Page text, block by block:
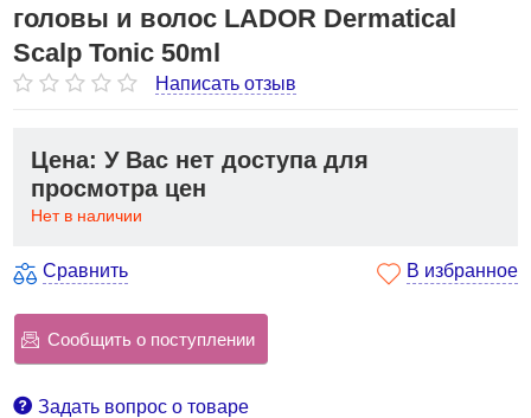
головы и волос LADOR Dermatical
Scalp Tonic 50ml
Написать отзыв
Цена: У Вас нет доступа для
просмотра цен
Нет в наличии
Сравнить В избранное
Сообщить о поступлении
Задать вопрос о товаре